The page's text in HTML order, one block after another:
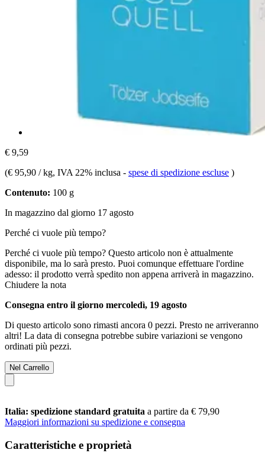
€ 9,59
(€ 95,90 / kg, IVA 22% inclusa - spese di spedizione escluse )
Contenuto: 100 g
In magazzino dal giorno 17 agosto
Perché ci vuole più tempo?
Perché ci vuole più tempo? Questo articolo non è attualmente
disponibile, ma lo sarà presto. Puoi comunque effettuare l'ordine
adesso: il prodotto verrà spedito non appena arriverà in magazzino.
Chiudere la nota
Consegna entro il giorno mercoledì, 19 agosto
Di questo articolo sono rimasti ancora 0 pezzi. Presto ne arriveranno
altri! La data di consegna potrebbe subire variazioni se vengono
ordinati più pezzi.
Nel Carrello
Italia: spedizione standard gratuita a partire da € 79,90
Maggiori informazioni su spedizione e consegna
Caratteristiche e proprietà